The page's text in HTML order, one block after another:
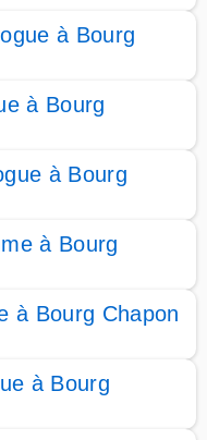
à Bourg
à Bourg
à Bourg
à Bourg
à Bourg Chapon
à Bourg